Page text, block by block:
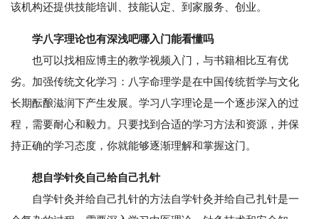
该机构还提供技能培训、技能认定、到家服务、创业。
学八字理论也有深浅吧哪入门能看懂吗
也可以找相应博主的教学视频入门，与书籍相比互有优
劣。加强传统文化学习：八字命理学是在中国传统哲学与文化
长期酝酿滋润下产生发展。学习八字理论是一个逐步深入的过
程，需要耐心和毅力。只要找到合适的学习方法和资源，并保
持正确的学习态度，你就能够逐渐理解和掌握这门。
想自学针灸自己给自己扎针
自学针灸并给自己扎针的方法自学针灸并给自己扎针是一